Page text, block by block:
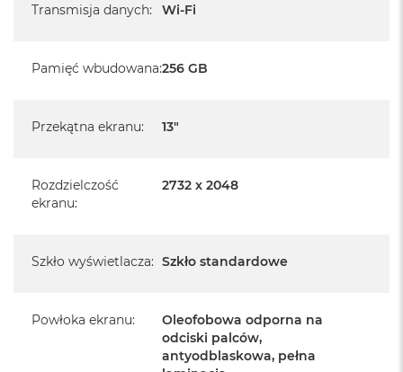
Posiada pełną, 12 miesięczną gwarancję
realizowaną w każdym autoryzowanym punkcie
Posiada fabryczne opakowanie
Język polski wybieramy przy pierwszym uruchomieniu
Zawartość zestawu:
Przewód USB-C do ładowania (1m)
Transmisja danych: Wi-Fi
Pamięć wbudowana:256 GB
Przekątna ekranu: 13"
Rozdzielczość
ekranu:
2732 x 2048
Szkło wyświetlacza: Szkło standardowe
Powłoka ekranu:
Oleofobowa odporna na
odciski palców,
antyodblaskowa, pełna